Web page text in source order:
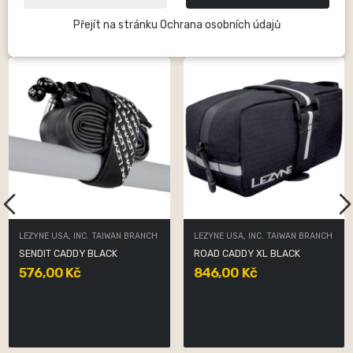
12 Dalších Produktů Ve Stejné Kategorii:
LEZYNE USA, INC. TAIWAN BRANCH
SENDIT CADDY BLACK
576,00 Kč
LEZYNE USA, INC. TAIWAN BRANCH
ROAD CADDY XL BLACK
846,00 Kč
Přejít na stránku Ochrana osobních údajů